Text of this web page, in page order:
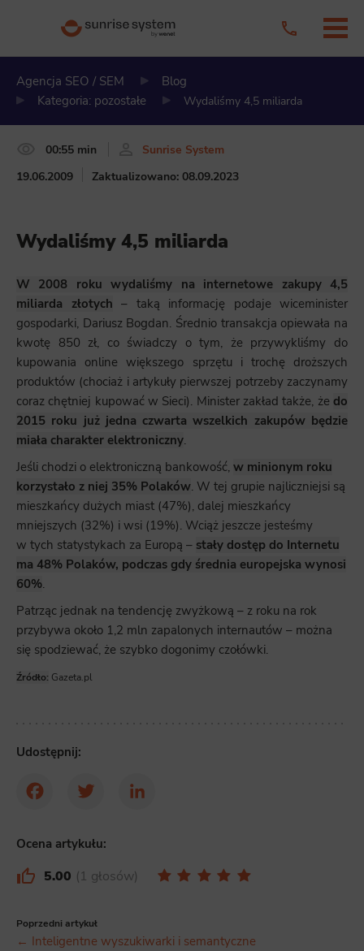
Agencja SEO / SEM
Blog
Kategoria: pozostałe
Wydaliśmy 4,5 miliarda
00:55 min
Sunrise System
19.06.2009
Zaktualizowano: 08.09.2023
Wydaliśmy 4,5 miliarda
W 2008 roku wydaliśmy na internetowe zakupy 4,5
miliarda złotych – taką informację podaje wiceminister
gospodarki, Dariusz Bogdan. Średnio transakcja opiewała na
kwotę 850 zł, co świadczy o tym, że przywykliśmy do
kupowania online większego sprzętu i trochę droższych
produktów (chociaż i artykuły pierwszej potrzeby zaczynamy
coraz chętniej kupować w Sieci). Minister zakład także, że do
2015 roku już jedna czwarta wszelkich zakupów będzie
miała charakter elektroniczny.
Jeśli chodzi o elektroniczną bankowość, w minionym roku
korzystało z niej 35% Polaków. W tej grupie najliczniejsi są
mieszkańcy dużych miast (47%), dalej mieszkańcy
mniejszych (32%) i wsi (19%). Wciąż jeszcze jesteśmy
w tych statystykach za Europą – stały dostęp do Internetu
ma 48% Polaków, podczas gdy średnia europejska wynosi
60%.
Patrząc jednak na tendencję zwyżkową – z roku na rok
przybywa około 1,2 mln zapalonych internautów – można
się spodziewać, że szybko dogonimy czołówki.
Źródło: Gazeta.pl
Udostępnij:
FacebookTwitter LinkedIn
Ocena artykułu:
5.00 1 głosów
Poprzedni artykuł
← Inteligentne wyszukiwarki i semantyczne